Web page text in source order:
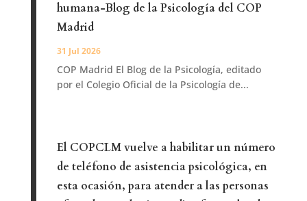
humana-Blog de la Psicología del COP
Madrid
31 Jul 2026
COP Madrid El Blog de la Psicología, editado
por el Colegio Oficial de la Psicología de...
El COPCLM vuelve a habilitar un número
de teléfono de asistencia psicológica, en
esta ocasión, para atender a las personas